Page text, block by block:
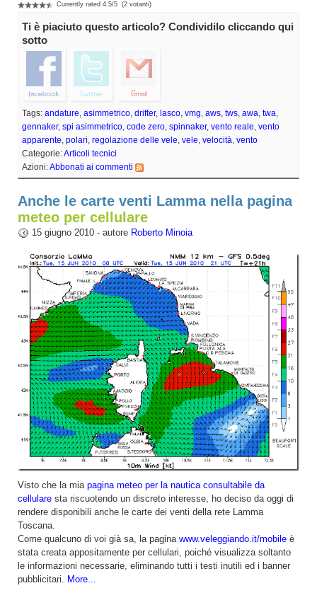
Currently rated 4.5/5 (2 votanti)
Ti è piaciuto questo articolo? Condividilo cliccando qui
sotto
Tags: andature, asimmetrico, drifter, lasco, vmg, aws, tws, awa, twa,
gennaker, spi asimmetrico, code zero, spinnaker, vento reale, vento
apparente, polari, regolazione delle vele, vele, velocità, vento
Categorie:Articoli tecnici
Azioni:Abbonati ai commenti
Anche le carte venti Lamma nella pagina
meteo per cellulare
15 giugno 2010 - autore Roberto Minoia
Visto che la mia pagina meteo per la nautica consultabile da
cellulare sta riscuotendo un discreto interesse, ho deciso da oggi di
rendere disponibili anche le carte dei venti della rete Lamma
Toscana.
Come qualcuno di voi già sa, la pagina www.veleggiando.it/mobile è
stata creata appositamente per cellulari, poiché visualizza soltanto
le informazioni necessarie, eliminando tutti i testi inutili ed i banner
pubblicitari. More...